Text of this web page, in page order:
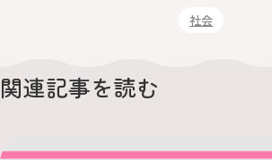
社会
関連記事を読む